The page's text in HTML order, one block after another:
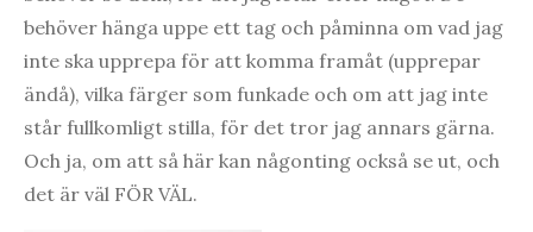
behöver hänga uppe ett tag och påminna om vad jag
inte ska upprepa för att komma framåt (upprepar
ändå), vilka färger som funkade och om att jag inte
står fullkomligt stilla, för det tror jag annars gärna.
Och ja, om att så här kan någonting också se ut, och
det är väl FÖR VÄL.